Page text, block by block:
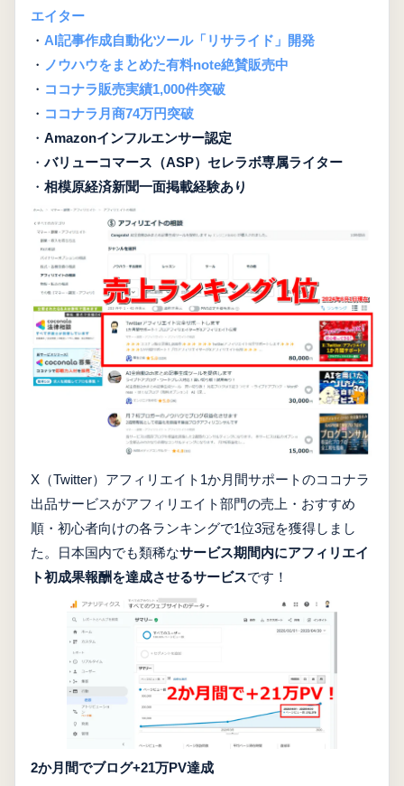
エイター
・ AI記事作成自動化ツール「リサライド」開発
・ ノウハウをまとめた有料note絶賛販売中
・ ココナラ販売実績1,000件突破
・ ココナラ月商74万円突破
・ Amazonインフルエンサー認定
・バリューコマース（ASP）セレラボ専属ライター
・ 相模原経済新聞一面掲載経験あり
X（Twitter）アフィリエイト1か月間サポートのココナラ
出品サービスがアフィリエイト部門の売上・おすすめ
順・初心者向けの各ランキングで1位3冠を獲得しまし
た。日本国内でも類稀なサービス期間内にアフィリエイ
ト初成果報酬を達成させるサービスです！
2か月間でブログ+21万PV達成